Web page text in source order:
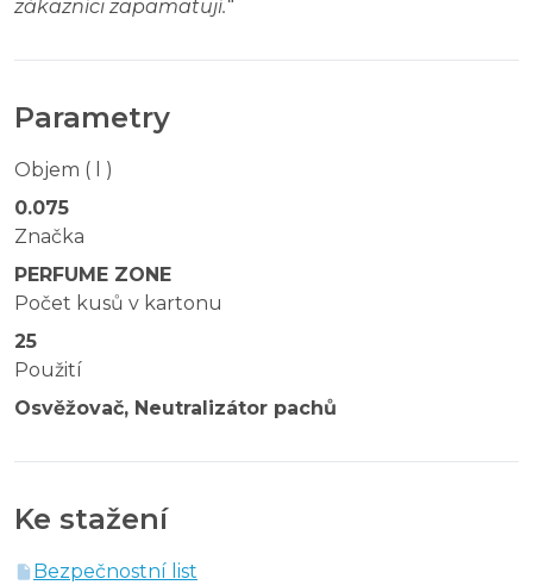
zákazníci zapamatují.“
Parametry
Objem ( l )
0.075
Značka
PERFUME ZONE
Počet kusů v kartonu
25
Použití
Osvěžovač, Neutralizátor pachů
Ke stažení
Bezpečnostní list